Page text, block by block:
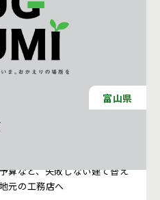
富山県
算など、失敗しない建て替え
元の工務店へ